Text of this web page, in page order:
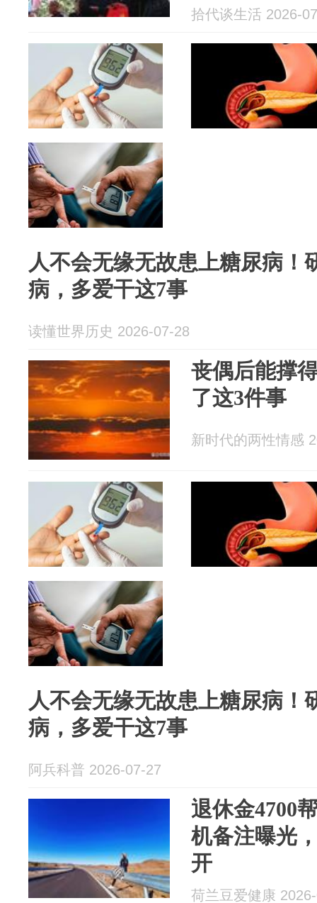
拾代谈生活 2026-
人不会无缘无故患上糖尿病！
病，多爱干这7事
读懂世界历史 2026-07-28
丧偶后能撑
了这3件事
新时代的两性情感
人不会无缘无故患上糖尿病！
病，多爱干这7事
阿兵科普 2026-07-27
退休金4700
机备注曝光
开
荷兰豆爱健康